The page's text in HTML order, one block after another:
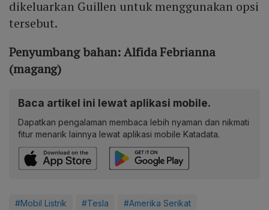
dikeluarkan Guillen untuk menggunakan opsi
tersebut.
Penyumbang bahan: Alfida Febrianna
(magang)
Baca artikel ini lewat aplikasi mobile.
Dapatkan pengalaman membaca lebih nyaman dan nikmati
fitur menarik lainnya lewat aplikasi mobile Katadata.
#Mobil Listrik #Tesla #Amerika Serikat